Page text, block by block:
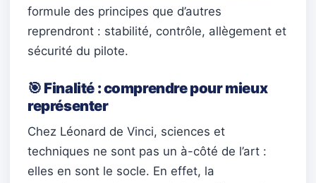
formule des principes que d’autres
reprendront : stabilité, contrôle, allègement et
sécurité du pilote.
🎯 Finalité : comprendre pour mieux
représenter
Chez Léonard de Vinci, sciences et
techniques ne sont pas un à-côté de l’art :
elles en sont le socle. En effet, la